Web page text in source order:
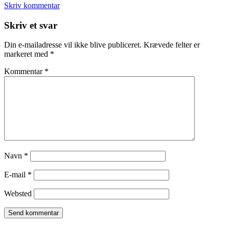
Skriv kommentar
Læserinteraktioner
Skriv et svar
Din e-mailadresse vil ikke blive publiceret. Krævede felter er
markeret med *
Kommentar *
Navn *
E-mail *
Websted